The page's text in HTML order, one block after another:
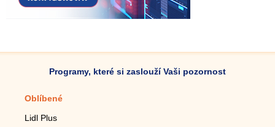
Programy, které si zaslouží Vaši pozornost
Oblíbené
Lidl Plus